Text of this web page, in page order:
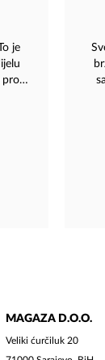
je
sa
MAGAZA D.O.O.
Veliki ćurčiluk 20